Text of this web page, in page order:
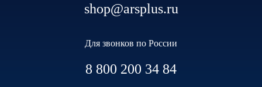
shop@arsplus.ru
Для звонков по России
8 800 200 34 84